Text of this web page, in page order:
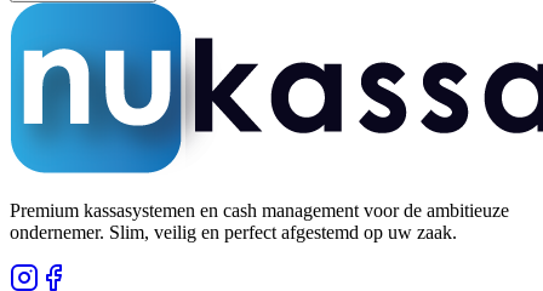
Premium kassasystemen en cash management voor de ambitieuze
ondernemer. Slim, veilig en perfect afgestemd op uw zaak.